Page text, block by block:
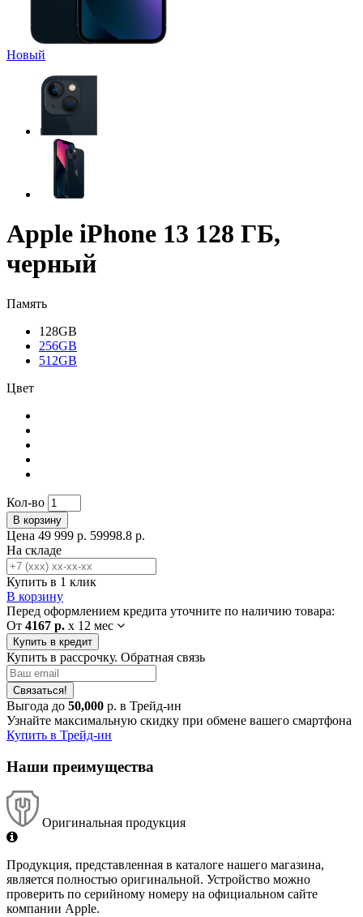
Новый
Apple iPhone 13 128 ГБ,
черный
Память
128GB
256GB
512GB
Цвет
Кол-во
В корзину
Цена 49 999 р. 59998.8 р.
На складе
Купить в 1 клик
В корзину
Перед оформлением кредита уточните по наличию товара:
От 4167 р. x 12 мес
Купить в кредит
Купить в рассрочку. Обратная связь
Связаться!
Выгода до 50,000 р. в Трейд-ин
Узнайте максимальную скидку при обмене вашего смартфона
Купить в Трейд-ин
Наши преимущества
Оригинальная продукция
Продукция, представленная в каталоге нашего магазина,
является полностью оригинальной. Устройство можно
проверить по серийному номеру на официальном сайте
компании Apple.